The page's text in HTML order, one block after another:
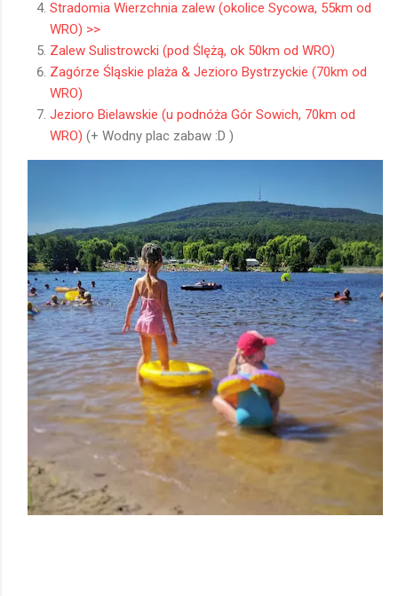
Stradomia Wierzchnia zalew (okolice Sycowa, 55km od
WRO) >>
Zalew Sulistrowcki (pod Ślężą, ok 50km od WRO)
Zagórze Śląskie plaża & Jezioro Bystrzyckie (70km od
WRO)
Jezioro Bielawskie (u podnóża Gór Sowich, 70km od
WRO) (+ Wodny plac zabaw :D )